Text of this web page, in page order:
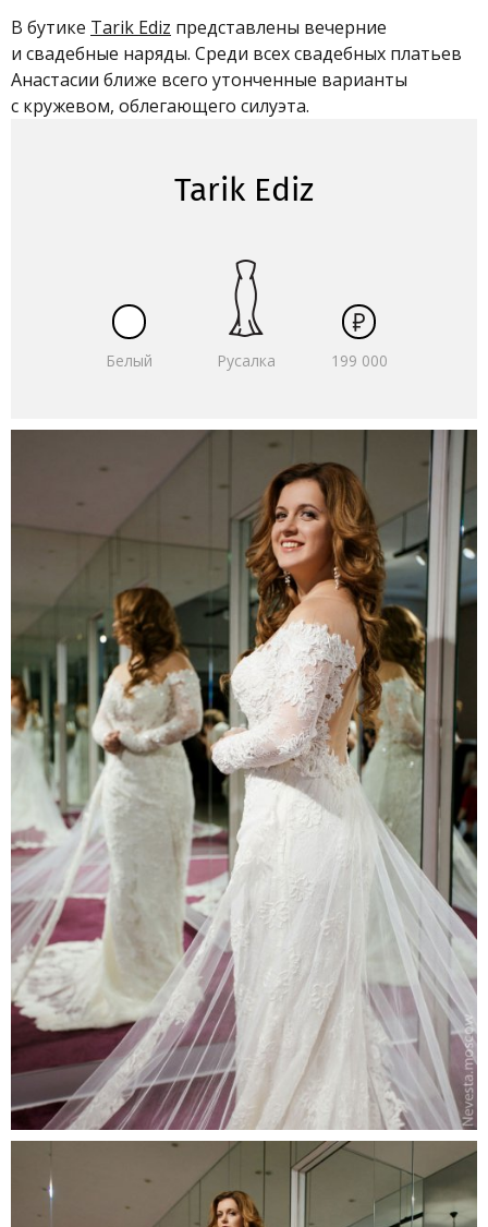
В бутике Tarik Ediz представлены вечерние
и свадебные наряды. Среди всех свадебных платьев
Анастасии ближе всего утонченные варианты
с кружевом, облегающего силуэта.
Tarik Ediz
Белый Русалка 199 000